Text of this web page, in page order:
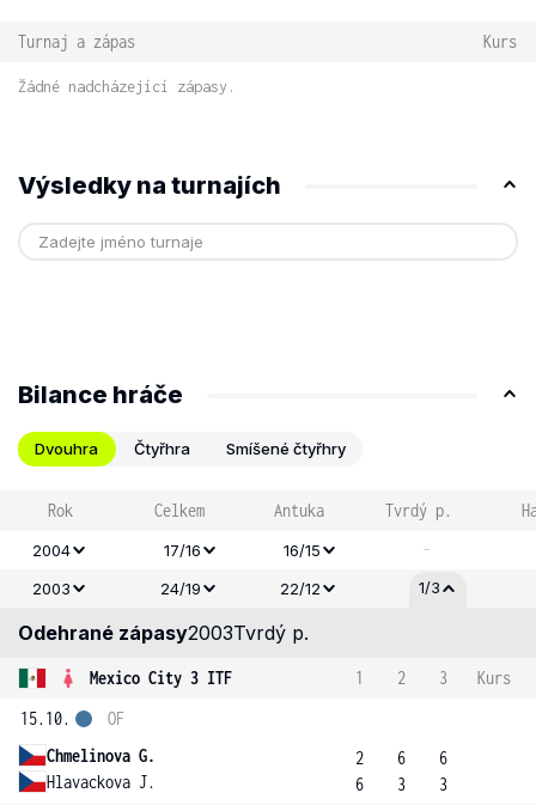
Turnaj a zápas Kurs
Žádné nadcházející zápasy.
Výsledky na turnajích
Bilance hráče
Dvouhra Čtyřhra Smíšené čtyřhry
Rok Celkem Antuka Tvrdý p.
2004 17/16 16/15 -
2003 24/19 22/12 1/3
Odehrané zápasy2003Tvrdý p.
Mexico City 3 ITF 1 2 3
Kurs
15.10.
Chmelinova G.
Hlavackova J.
OF
2
6
6
3
6
3